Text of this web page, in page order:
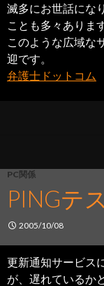
滅多にお世話にな
ことも多々あります
このような広域な
迎です。
弁護士ドットコム
PC関係
PINGテ
2005/10/08
更新通知サービス
が、遅れているか